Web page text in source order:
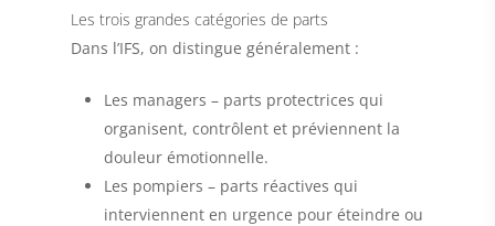
Les trois grandes catégories de parts
Dans l’IFS, on distingue généralement :
Les managers – parts protectrices qui
organisent, contrôlent et préviennent la
douleur émotionnelle.
Les pompiers – parts réactives qui
interviennent en urgence pour éteindre ou